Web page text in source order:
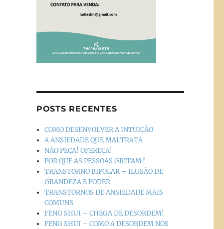
POSTS RECENTES
COMO DESENVOLVER A INTUIÇÃO
A ANSIEDADE QUE MALTRATA
NÃO PEÇA! OFEREÇA!
POR QUE AS PESSOAS GRITAM?
TRANSTORNO BIPOLAR – ILUSÃO DE
GRANDEZA E PODER
TRANSTORNOS DE ANSIEDADE MAIS
COMUNS
FENG SHUI – CHEGA DE DESORDEM!
FENG SHUI – COMO A DESORDEM NOS